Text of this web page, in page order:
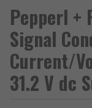
Pepperl +
Signal
Current/
31.2 V dc